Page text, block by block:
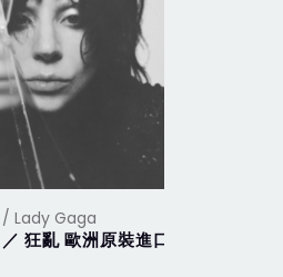
Lady Gaga
狂亂 歐洲原裝進口